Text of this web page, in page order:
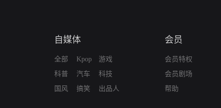
自媒体
全部
科普
国风
Kpop
汽车
搞笑
游戏
科技
出品人
会员
会员特权
会员剧场
帮助